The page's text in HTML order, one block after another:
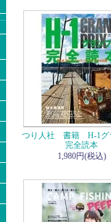
つり人社 書籍 H-1グ
完全読本
1,980円(税込)